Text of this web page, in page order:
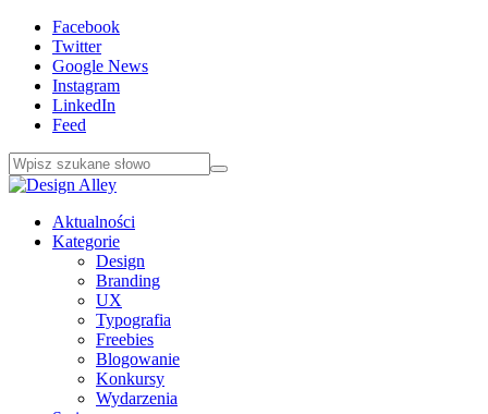
Facebook
Twitter
Google News
Instagram
LinkedIn
Feed
Aktualności
Kategorie
Design
Branding
UX
Typografia
Freebies
Blogowanie
Konkursy
Wydarzenia